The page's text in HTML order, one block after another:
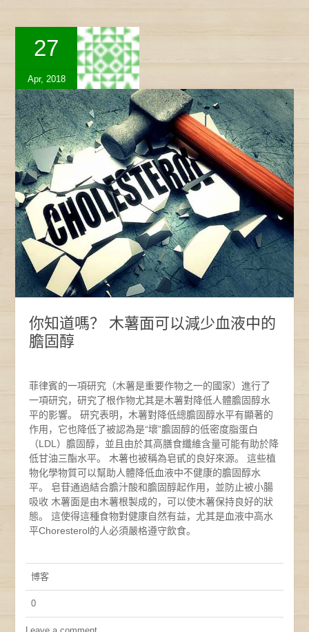
27
Apr, 2018
你知道嗎？ 木薯面可以減少血液中的
膽固醇
菲律賓的一項研究（木薯是重要作物之一的國家）進行了
一項研究，研究了根作物尤其是木薯對降低人體膽固醇水
平的影響。 研究表明，木薯對降低總膽固醇水平有顯著的
作用，它也降低了被認為是“壞”膽固醇的低密度脂蛋白
（LDL）膽固醇，並且由於其高膳食纖維含量可能有助於降
低甘油三酯水平。 木薯也被稱為皂甙的良好來源。 這些植
物化學物質可以幫助人體降低血液中不健康的膽固醇水
平。 皂苷通過結合膽汁酸和膽固醇起作用，並防止被小腸
吸收 木薯面是由木薯根製成的，可以使木薯保持良好的狀
態。 這使得這種食物對健康自然有益，尤其是血液中高水
平Choresterol的人必須嚴格遵守飲食。
博客
0